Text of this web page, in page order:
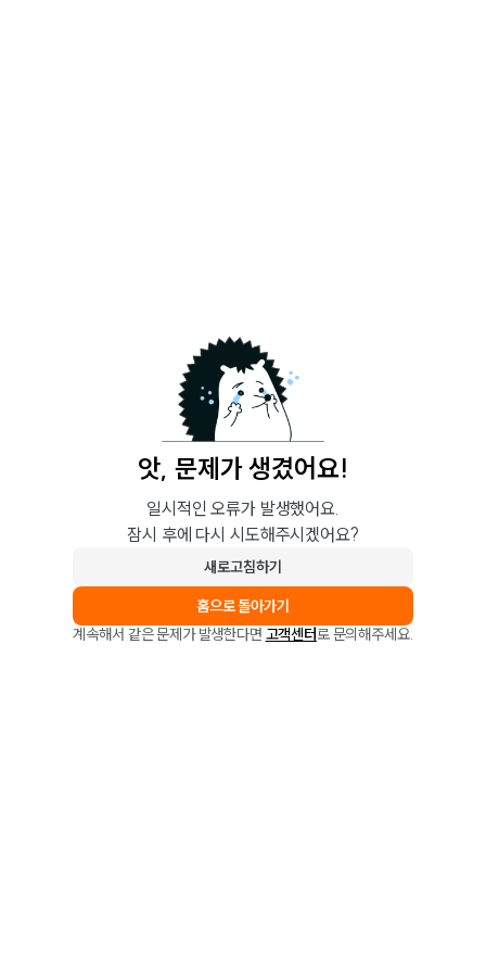
앗, 문제가 생겼어요!
일시적인 오류가 발생했어요.
잠시 후에 다시 시도해주시겠어요?
새로고침하기
홈으로 돌아가기
계속해서 같은 문제가 발생한다면 고객센터로 문의해주세요.